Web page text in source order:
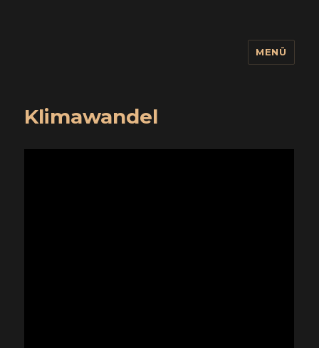
MENÜ
Klimawandel